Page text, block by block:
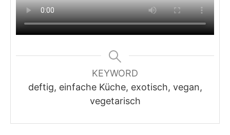
KEYWORD
deftig, einfache Küche, exotisch, vegan,
vegetarisch